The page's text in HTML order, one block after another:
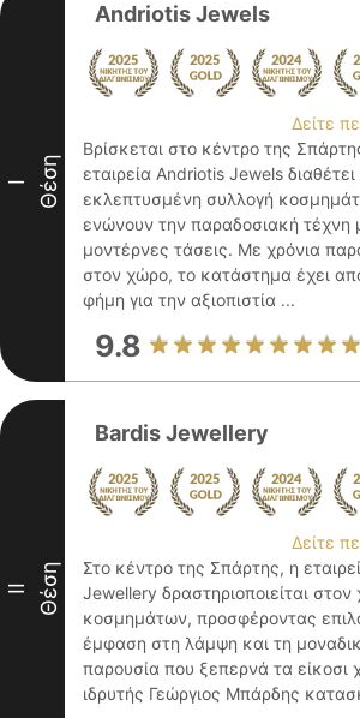
I Θέση
Andriotis Jewels
Δείτε
Βρίσκεται στο κέντρο της
εταιρεία Andriotis Jewels διαθέτει
εκλεπτυσμένη συλλογή
ενώνουν την παραδοσιακή τέχνη
μοντέρνες τάσεις. Με χρόνια
στον χώρο, το κατάστημα έχει
φήμη για την αξιοπιστία ...
9.8
II Θέση
Bardis Jewellery
Δείτε
Στο κέντρο της Σπάρτης, η
Jewellery δραστηριοποιείται
κοσμημάτων, προσφέροντας
έμφαση στη λάμψη και τη
παρουσία που ξεπερνά τα είκοσι
ιδρυτής Γεώργιος Μπάρδης